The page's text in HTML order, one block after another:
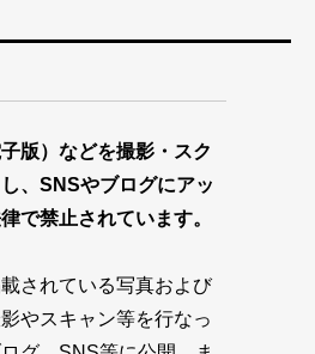
版）などを撮影・スク
、SNSやブログにアッ
で禁止されています。
されている写真および
やスキャン等を行なっ